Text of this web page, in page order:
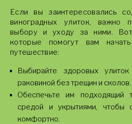
Если вы заинтересовались
виноградных улиток, важно
выбору и уходу за ними. Вот
которые помогут вам
путешествие:
Выбирайте здоровых
раковиной без трещин и сколов.
Обеспечьте им подходящий
средой и укрытиями, чтобы
комфортно.